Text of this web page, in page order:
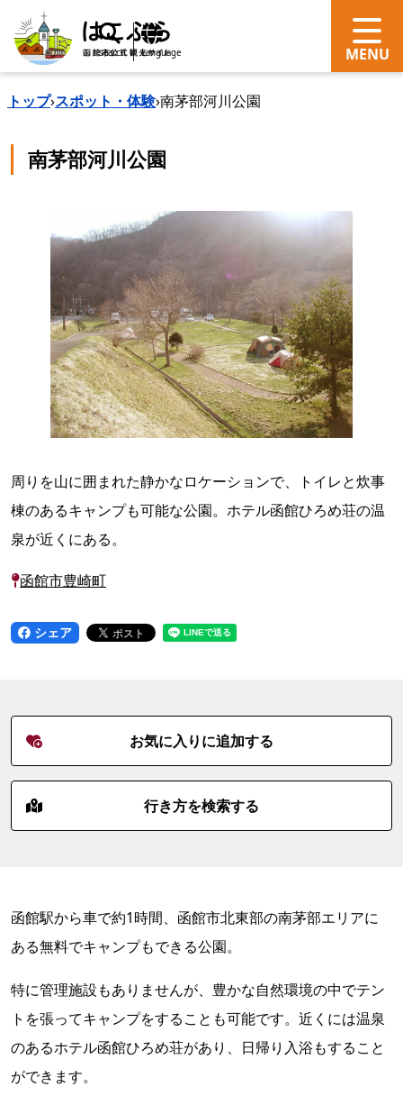
search Language
トップ›スポット・体験›南茅部河川公園
南茅部河川公園
周りを山に囲まれた静かなロケーションで、トイレと炊事
棟のあるキャンプも可能な公園。ホテル函館ひろめ荘の温
泉が近くにある。
函館市豊崎町
シェア
お気に入りに追加する
行き方を検索する
函館駅から車で約1時間、函館市北東部の南茅部エリアに
ある無料でキャンプもできる公園。
特に管理施設もありませんが、豊かな自然環境の中でテン
トを張ってキャンプをすることも可能です。近くには温泉
のあるホテル函館ひろめ荘があり、日帰り入浴もすること
ができます。